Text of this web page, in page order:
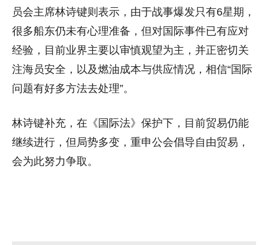
员会主席林诗键则表示，由于战事爆发只有6星期，
很多船东仍未有心理准备，但对国际事件已有应对
经验，目前业界主要以审慎观望为主，并正密切关
注海员安全，以及燃油成本与供应情况，相信“国际
问题有好多方法去处理”。
林诗键补充，在《国际法》保护下，目前贸易仍能
继续进行，但局势多变，重申公会倡导自由贸易，
会为此努力争取。